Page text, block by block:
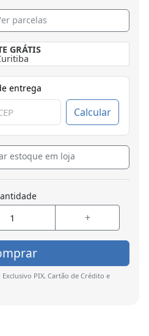
parcelas
GRÁTIS
entrega
Calcular
estoque em loja
+
PIX, Cartão de Crédito e